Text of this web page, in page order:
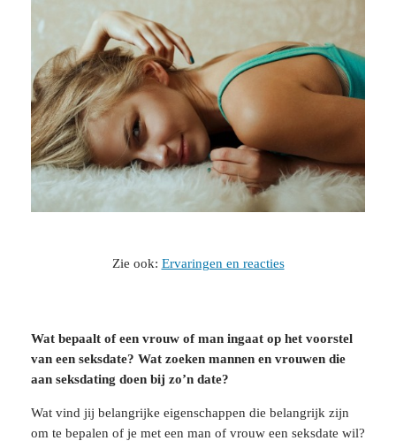
Zie ook: Ervaringen en reacties
Wat bepaalt of een vrouw of man ingaat op het voorstel
van een seksdate? Wat zoeken mannen en vrouwen die
aan seksdating doen bij zo’n date?
Wat vind jij belangrijke eigenschappen die belangrijk zijn
om te bepalen of je met een man of vrouw een seksdate wil?